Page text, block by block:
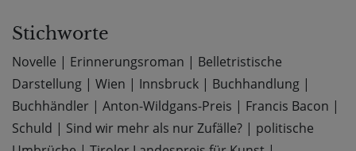
Stichworte
Novelle | Erinnerungsroman | Belletristische
Darstellung | Wien | Innsbruck | Buchhandlung |
Buchhändler | Anton-Wildgans-Preis | Francis Bacon |
Schuld | Sind wir mehr als nur Zufälle? | politische